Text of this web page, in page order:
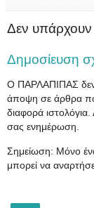
Δεν υπάρχουν
Δημοσίευση
Ο ΠΑΡΛΑΠΙΠΑΣ δεν
άποψη σε άρθρα
διαφορά ιστολόγια.
σας ενημέρωση.
Σημείωση: Μόνο
μπορεί να